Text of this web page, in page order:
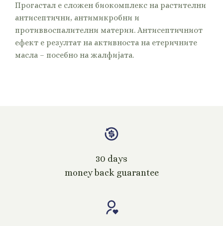
Прогастал е сложен биокомплекс на растителни
антисептични, антимикробни и
противвоспалителни материи. Антисептичниот
ефект е резултат на активноста на етеричните
масла – посебно на жалфијата.
30 days
money back guarantee